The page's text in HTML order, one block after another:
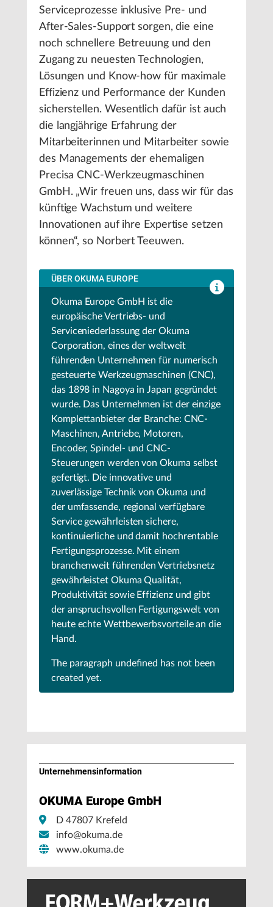
Serviceprozesse inklusive Pre- und
After-Sales-Support sorgen, die eine
noch schnellere Betreuung und den
Zugang zu neuesten Technologien,
Lösungen und Know-how für maximale
Effizienz und Performance der Kunden
sicherstellen. Wesentlich dafür ist auch
die langjährige Erfahrung der
Mitarbeiterinnen und Mitarbeiter sowie
des Managements der ehemaligen
Precisa CNC-Werkzeugmaschinen
GmbH. „Wir freuen uns, dass wir für das
künftige Wachstum und weitere
Innovationen auf ihre Expertise setzen
können“, so Norbert Teeuwen.
ÜBER OKUMA EUROPE
Okuma Europe GmbH ist die
europäische Vertriebs- und
Serviceniederlassung der Okuma
Corporation, eines der weltweit
führenden Unternehmen für numerisch
gesteuerte Werkzeugmaschinen (CNC),
das 1898 in Nagoya in Japan gegründet
wurde. Das Unternehmen ist der einzige
Komplettanbieter der Branche: CNC-
Maschinen, Antriebe, Motoren,
Encoder, Spindel- und CNC-
Steuerungen werden von Okuma selbst
gefertigt. Die innovative und
zuverlässige Technik von Okuma und
der umfassende, regional verfügbare
Service gewährleisten sichere,
kontinuierliche und damit hochrentable
Fertigungsprozesse. Mit einem
branchenweit führenden Vertriebsnetz
gewährleistet Okuma Qualität,
Produktivität sowie Effizienz und gibt
der anspruchsvollen Fertigungswelt von
heute echte Wettbewerbsvorteile an die
Hand.
The paragraph undefined has not been
created yet.
Unternehmens­information
OKUMA Europe GmbH
D 47807 Krefeld
info@okuma.de
www.okuma.de